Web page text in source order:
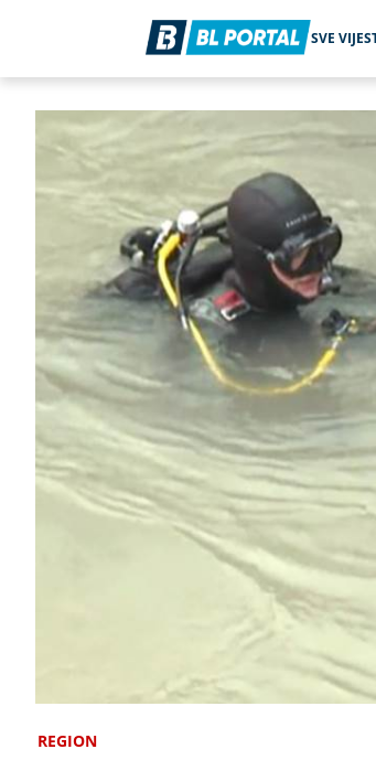
SVE
REGION